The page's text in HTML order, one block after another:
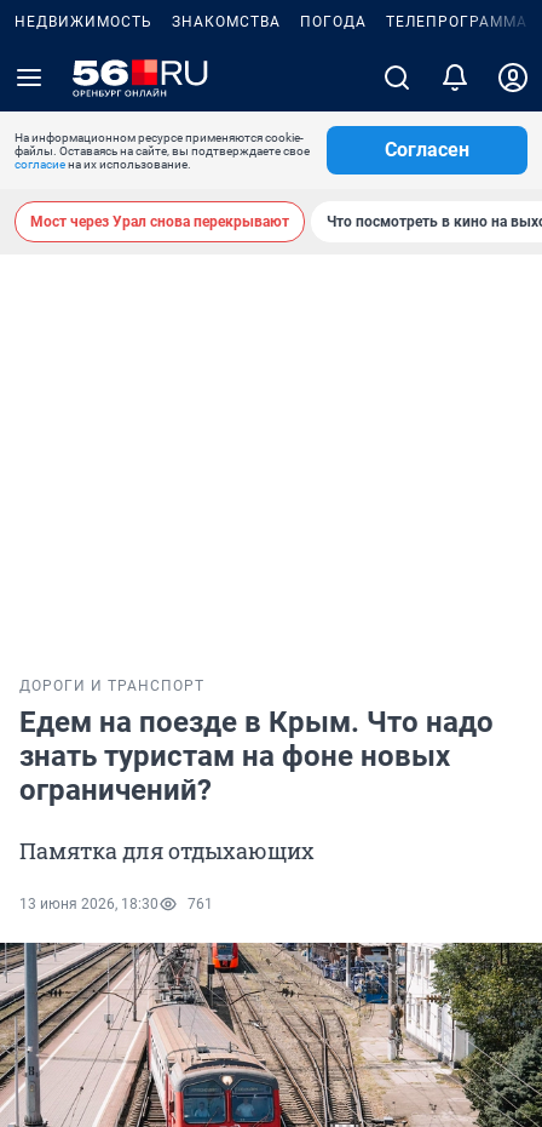
НЕДВИЖИМОСТЬ ЗНАКОМСТВА ПОГОДА ТЕЛЕПРОГРАММА
На информационном ресурсе применяются cookie-
файлы. Оставаясь на сайте, вы подтверждаете свое
согласиена их использование.
Согласен
Мост через Урал снова перекрывают Что посмотреть в кино на
ДОРОГИ И ТРАНСПОРТ
Едем на поезде в Крым. Что надо
знать туристам на фоне новых
ограничений?
Памятка для отдыхающих
13 июня 2026, 18:30 761